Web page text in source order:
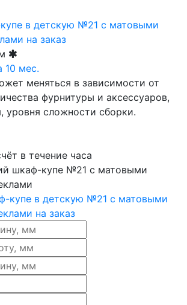
10 мес.
меняться в зависимости от
фурнитуры и аксессуаров,
уровня сложности сборки.
в течение часа
шкаф-купе №21 с матовыми